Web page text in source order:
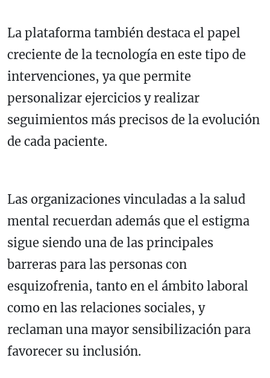
La plataforma también destaca el papel
creciente de la tecnología en este tipo de
intervenciones, ya que permite
personalizar ejercicios y realizar
seguimientos más precisos de la evolución
de cada paciente.
Las organizaciones vinculadas a la salud
mental recuerdan además que el estigma
sigue siendo una de las principales
barreras para las personas con
esquizofrenia, tanto en el ámbito laboral
como en las relaciones sociales, y
reclaman una mayor sensibilización para
favorecer su inclusión.